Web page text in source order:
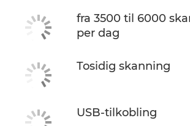
fra 3500 til 6000
per dag
Tosidig skanning
USB-tilkobling